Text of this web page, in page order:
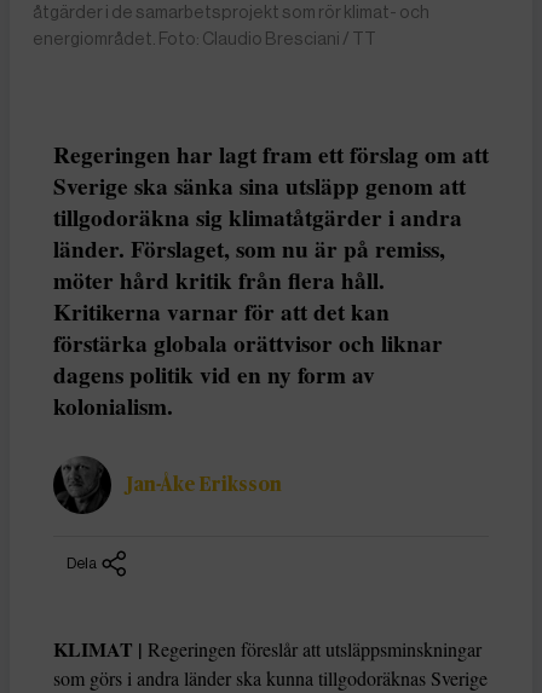
åtgärder i de samarbetsprojekt som rör klimat- och
energiområdet. Foto: Claudio Bresciani / TT
Regeringen har lagt fram ett förslag om att
Sverige ska sänka sina utsläpp genom att
tillgodoräkna sig klimatåtgärder i andra
länder. Förslaget, som nu är på remiss,
möter hård kritik från flera håll.
Kritikerna varnar för att det kan
förstärka globala orättvisor och liknar
dagens politik vid en ny form av
kolonialism.
Jan-Åke Eriksson
Dela
KLIMAT | Regeringen föreslår att utsläppsminskningar
som görs i andra länder ska kunna tillgodoräknas Sverige